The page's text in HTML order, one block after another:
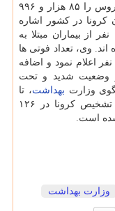
چهارشنبه در كشور، تعداد مبتلایان به این ویروس را ۸۵ هزار و ۹۹۶
كرونا در كشور اشاره
نمود و اظهار داشت: تابحال ۶۳ هزار و ۱۱۳ نفر از بیماران مبتلا به
اند. وی، تعداد فوتی ها
با عنایت به ۹۴ مورد جدید، ۵ هزار و ۳۹۱ نفر اعلام نمود و اضافه
هم در وضعیت شدید و تحت
وزارت بهداشت، تا
كنون بالغ بر ۳۷۷ هزار و ۳۹۶ مورد تست تشخیص كرونا در ۱۲۶
است.
وزارت بهداشت